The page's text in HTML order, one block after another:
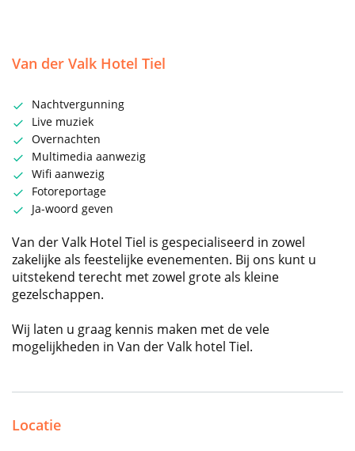
Van der Valk Hotel Tiel
Nachtvergunning
Live muziek
Overnachten
Multimedia aanwezig
Wifi aanwezig
Fotoreportage
Ja-woord geven
Van der Valk Hotel Tiel is gespecialiseerd in zowel
zakelijke als feestelijke evenementen. Bij ons kunt u
uitstekend terecht met zowel grote als kleine
gezelschappen.
Wij laten u graag kennis maken met de vele
mogelijkheden in Van der Valk hotel Tiel.
Locatie